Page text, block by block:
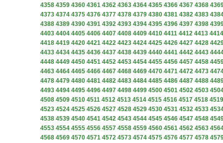
4358 4359 4360 4361 4362 4363 4364 4365 4366 4367 4368
4373 4374 4375 4376 4377 4378 4379 4380 4381 4382 4383
4388 4389 4390 4391 4392 4393 4394 4395 4396 4397 4398
4403 4404 4405 4406 4407 4408 4409 4410 4411 4412 4413 4414
4418 4419 4420 4421 4422 4423 4424 4425 4426 4427 4428
4433 4434 4435 4436 4437 4438 4439 4440 4441 4442 4443
4448 4449 4450 4451 4452 4453 4454 4455 4456 4457 4458
4463 4464 4465 4466 4467 4468 4469 4470 4471 4472 4473
4478 4479 4480 4481 4482 4483 4484 4485 4486 4487 4488
4493 4494 4495 4496 4497 4498 4499 4500 4501 4502 4503
4508 4509 4510 4511 4512 4513 4514 4515 4516 4517 4518 4519
4523 4524 4525 4526 4527 4528 4529 4530 4531 4532 4533
4538 4539 4540 4541 4542 4543 4544 4545 4546 4547 4548
4553 4554 4555 4556 4557 4558 4559 4560 4561 4562 4563
4568 4569 4570 4571 4572 4573 4574 4575 4576 4577 4578